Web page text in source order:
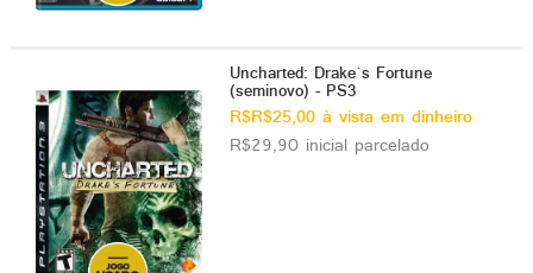
Uncharted: Drake´s Fortune
(seminovo) - PS3
R$R$25,00 à vista em dinheiro
R$29,90 inicial parcelado